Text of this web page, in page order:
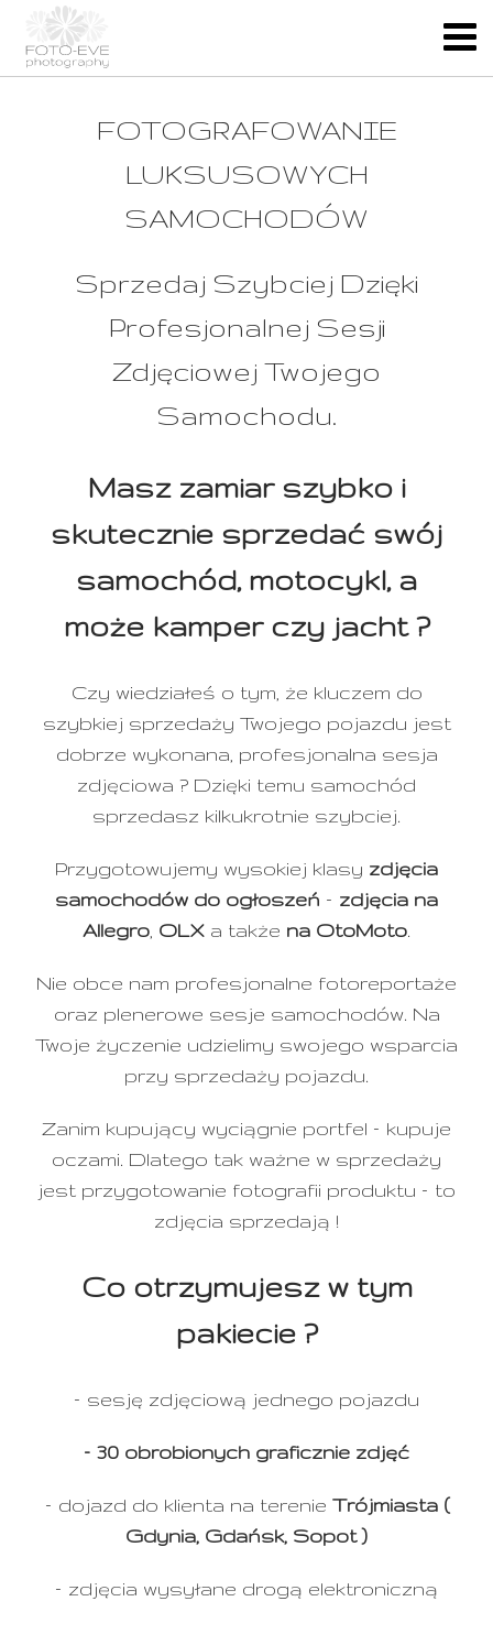
FOTOGRAFOWANIE
LUKSUSOWYCH
SAMOCHODÓW
Sprzedaj Szybciej Dzięki
Profesjonalnej Sesji
Zdjęciowej Twojego
Samochodu.
Masz zamiar szybko i
skutecznie sprzedać swój
samochód, motocykl, a
może kamper czy jacht ?
Czy wiedziałeś o tym, że kluczem do
szybkiej sprzedaży Twojego pojazdu jest
dobrze wykonana, profesjonalna sesja
zdjęciowa ? Dzięki temu samochód
sprzedasz kilkukrotnie szybciej.
Przygotowujemy wysokiej klasy zdjęcia
samochodów do ogłoszeń – zdjęcia na
Allegro OLX a także na OtoMoto.
Nie obce nam profesjonalne fotoreportaże
oraz plenerowe sesje samochodów. Na
Twoje życzenie udzielimy swojego wsparcia
przy sprzedaży pojazdu.
Zanim kupujący wyciągnie portfel – kupuje
oczami. Dlatego tak ważne w sprzedaży
jest przygotowanie fotografii produktu – to
zdjęcia sprzedają !
Co otrzymujesz w tym
pakiecie ?
– sesję zdjęciową jednego pojazdu
– 30 obrobionych graficznie zdjęć
– dojazd do klienta na terenie Trójmiasta (
Gdynia, Gdańsk, Sopot )
– zdjęcia wysyłane drogą elektroniczną